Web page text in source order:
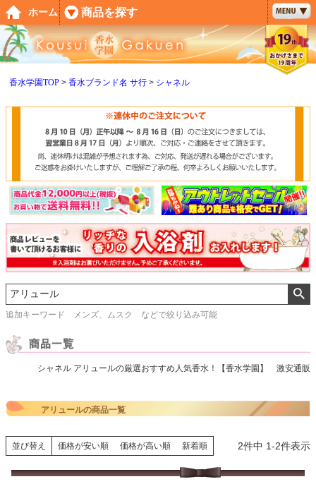
香水学園TOP 香水ブランド名 サ行 シャネル
追加キーワード メンズ、ムスク などで絞り込み可能
シャネル アリュールの厳選おすすめ人気香水！【香水学園】 激安通販
アリュールの商品一覧
並び替え 価格が安い順 価格が高い順 新着順 2件中 1-2件表示
ペー
ジト
ップ
へ
ホーム 商品を探す